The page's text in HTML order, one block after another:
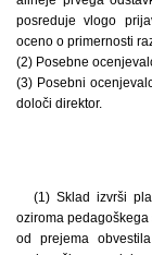
posreduje vlogo
oceno o primernosti
(2) Posebne
(3) Posebni
določi direktor.
(1) Sklad izvrši
oziroma
od prejema